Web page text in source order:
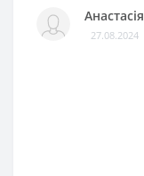
Анастасія
27.08.2024